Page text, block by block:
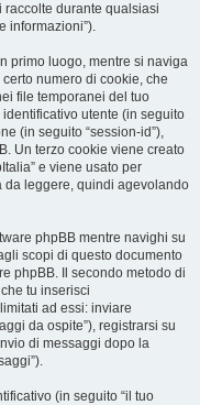
raccolte durante qualsiasi
informazioni”).
primo luogo, mentre si naviga
numero di cookie, che
file temporanei del tuo
utente (in seguito
(in seguito “session-id”),
Un terzo cookie viene creato
e viene usato per
da leggere, quindi agevolando
phpBB mentre navighi su
scopi di questo documento
phpBB. Il secondo metodo di
tu inserisci
ad essi: inviare
da ospite”), registrarsi su
di messaggi dopo la
(in seguito “il tuo